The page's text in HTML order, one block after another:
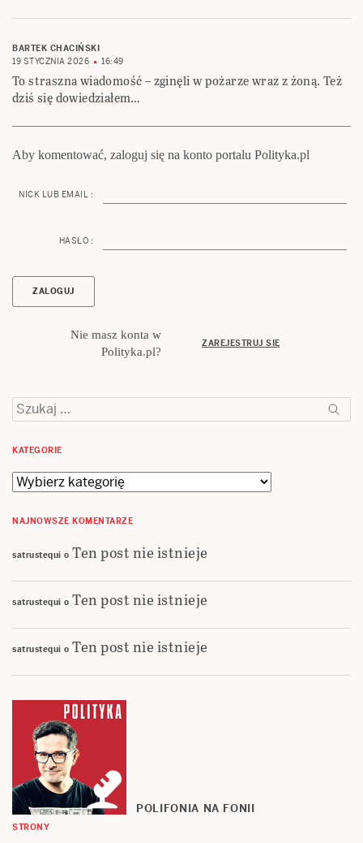
BARTEK CHACIŃSKI
19 STYCZNIA 2026
16:49
To straszna wiadomość – zginęli w pożarze wraz z żoną. Też
dziś się dowiedziałem…
Aby komentować, zaloguj się na konto portalu Polityka.pl
NICK LUB EMAIL :
HASŁO :
Nie masz konta w
Polityka.pl?
ZAREJESTRUJ SIĘ
Szukaj:
KATEGORIE
Kategorie
NAJNOWSZE KOMENTARZE
satrustequi o Ten post nie istnieje
satrustequi o Ten post nie istnieje
satrustequi o Ten post nie istnieje
POLIFONIA NA FONII
STRONY